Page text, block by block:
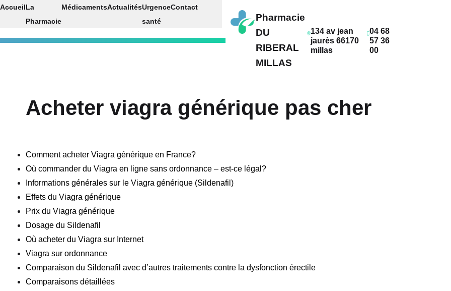
Pharmacie
DU
RIBERAL
MILLAS
134 av jean
jaurès 66170
millas
04 68
57 36
00
AccueilLa
Pharmacie
MédicamentsActualitésUrgence
santé
Contact
Acheter viagra générique pas cher
Comment acheter Viagra générique en France?
Où commander du Viagra en ligne sans ordonnance – est-ce légal?
Informations générales sur le Viagra générique (Sildenafil)
Effets du Viagra générique
Prix du Viagra générique
Dosage du Sildenafil
Où acheter du Viagra sur Internet
Viagra sur ordonnance
Comparaison du Sildenafil avec d’autres traitements contre la dysfonction érectile
Comparaisons détaillées